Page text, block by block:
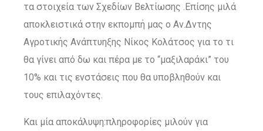
τα στοιχεία των Σχεδίων Βελτίωσης .Επίσης μιλά
αποκλειστικά στην εκπομπή μας ο Αν.Δντης
Αγροτικής Ανάπτυηξης Νίκος Κολάτσος για το τι
θα γίνει από δω και πέρα με το “μαξιλαράκι” του
10% και τις ενστάσεις που θα υποβληθούν και
τους επιλαχόντες.
Και μία αποκάλυψη:πληροφορίες μιλούν για